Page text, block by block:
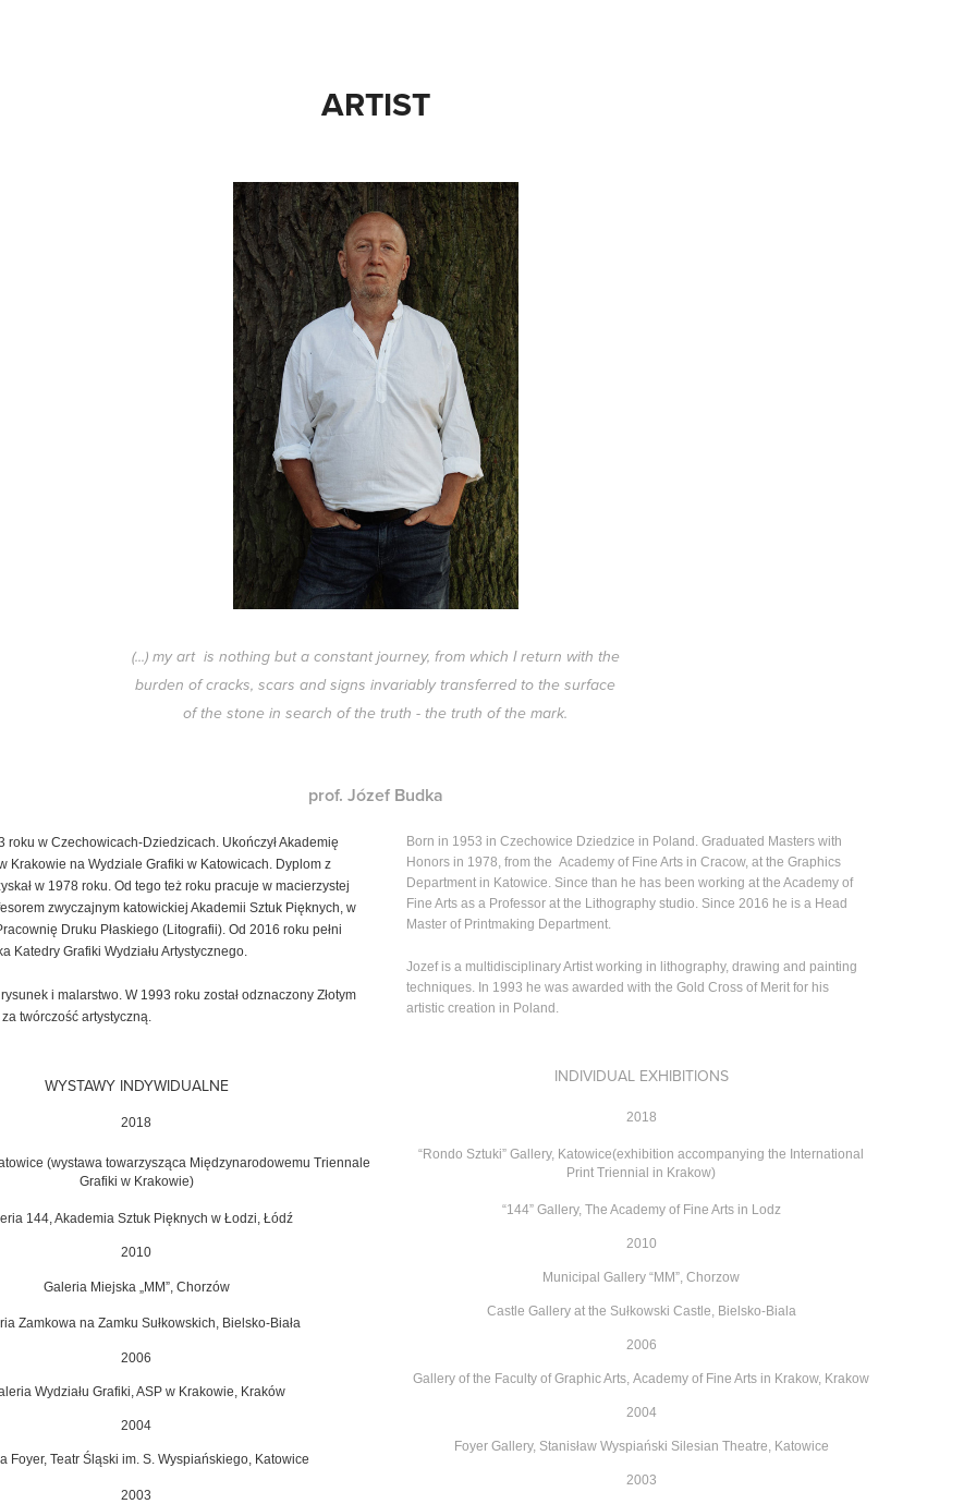
ARTIST
(...) my art is nothing but a constant journey, from which I return with the
burden of cracks, scars and signs invariably transferred to the surface
of the stone in search of the truth - the truth of the mark.
prof. Józef Budka
roku w Czechowicach-Dziedzicach. Ukończył Akademię
Krakowie na Wydziale Grafikiw Katowicach. Dyplom z
w 1978 roku. Od tego też rokupracuje w macierzystej
zwyczajnym katowickiej AkademiiSztuk Pięknych, w
Druku Płaskiego (Litografii). Od2016 roku pełni
KatedryGrafiki Wydziału Artystycznego.
i malarstwo. W 1993 rokuzostał odznaczony Złotym
za twórczość artystyczną.
WYSTAWY INDYWIDUALNE
2018
(wystawa towarzysząca Międzynarodowemu Triennale
Grafiki w Krakowie)
144, Akademia Sztuk Pięknych w Łodzi, Łódź
2010
Galeria Miejska „MM”, Chorzów
Zamkowa na Zamku Sułkowskich, Bielsko-Biała
2006
Wydziału Grafiki, ASP w Krakowie, Kraków
2004
Foyer, Teatr Śląski im. S. Wyspiańskiego, Katowice
2003
Born in 1953 in Czechowice Dziedzice in Poland. Graduated Masters with
Honors in 1978, from the Academy of Fine Arts in Cracow, at the Graphics
Department in Katowice. Since than he has been working at the Academy of
Fine Arts as a Professor at the Lithography studio. Since 2016 he is a Head
Master of Printmaking Department.
Jozef is a multidisciplinary Artist working in lithography, drawing and painting
techniques. In 1993 he was awarded with the Gold Cross of Merit for his
artistic creation in Poland.
INDIVIDUAL EXHIBITIONS
2018
“Rondo Sztuki” Gallery, Katowice(exhibition accompanying the International
Print Triennial in Krakow)
“144” Gallery, The Academy of Fine Arts in Lodz
2010
Municipal Gallery “MM”, Chorzow
Castle Gallery at the Sułkowski Castle, Bielsko-Biala
2006
Gallery of the Faculty of Graphic Arts,Academy of Fine Arts in Krakow, Krakow
2004
Foyer Gallery, Stanisław Wyspiański Silesian Theatre, Katowice
2003